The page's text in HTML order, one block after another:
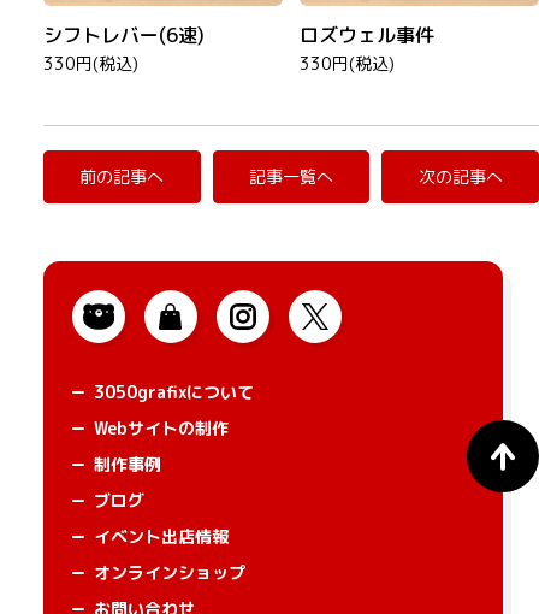
シフトレバー(6速)
330円(税込)
ロズウェル事件
330円(税込)
前の記事へ 記事一覧へ 次の記事へ
3050grafixについて
Webサイトの制作
制作事例
ブログ
イベント出店情報
オンラインショップ
お問い合わせ